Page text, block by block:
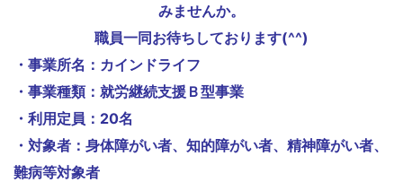
みませんか。
職員一同お待ちしております(^^)
・事業所名：カインドライフ
・事業種類：就労継続支援Ｂ型事業
・利用定員：20名
・対象者：身体障がい者、知的障がい者、精神障がい者、
難病等対象者